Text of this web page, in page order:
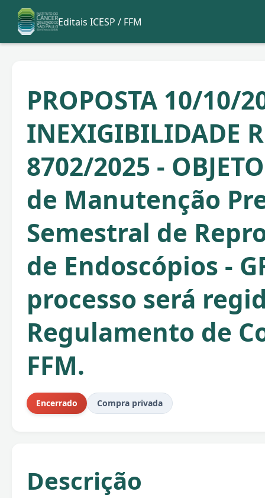
Editais ICESP / FFM
PROPOSTA 10/10/
INEXIGIBILIDADE
8702/2025 -
de Manutenção
Semestral de
de Endoscópios -
processo será
Regulamento de
FFM.
Encerrado Compra privada
Descrição